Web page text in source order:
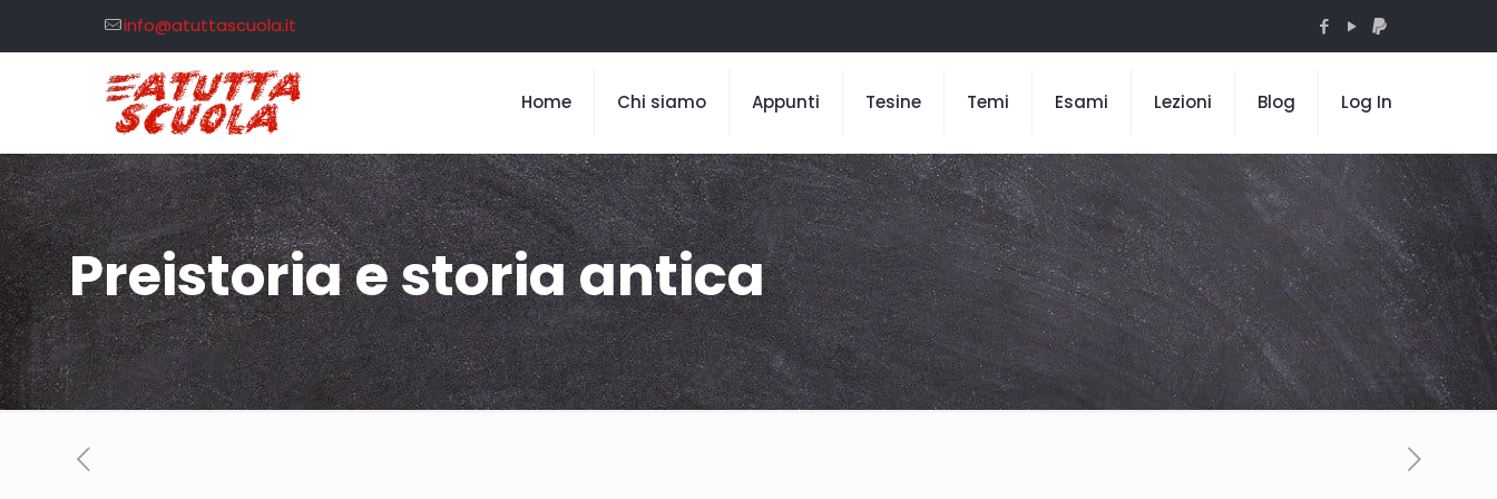
info@atuttascuola.it
Home Chi siamo Appunti Tesine Temi Esami Lezioni Blog Log In
Preistoria e storia antica